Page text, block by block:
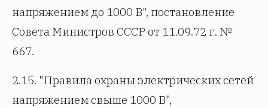
напряжением до 1000 В", постановление
Совета Министров СССР от 11.09.72 г. №
667.
2.15. "Правила охраны электрических сетей
напряжением свыше 1000 В",